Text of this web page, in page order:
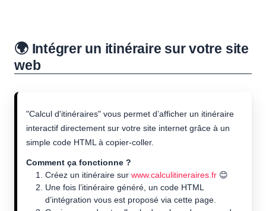
🌍 Intégrer un itinéraire sur votre site
web
"Calcul d'itinéraires" vous permet d’afficher un itinéraire
interactif directement sur votre site internet grâce à un
simple code HTML à copier-coller.
Comment ça fonctionne ?
Créez un itinéraire sur www.calculitineraires.fr 😊
Une fois l’itinéraire généré, un code HTML
d’intégration vous est proposé via cette page.